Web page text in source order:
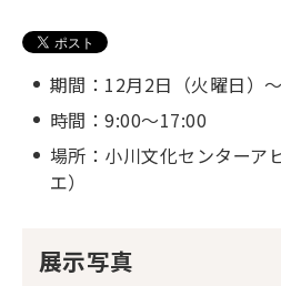
期間：12月2日（火曜日）
時間：9:00～17:00
場所：小川文化センターア
エ）
展示写真